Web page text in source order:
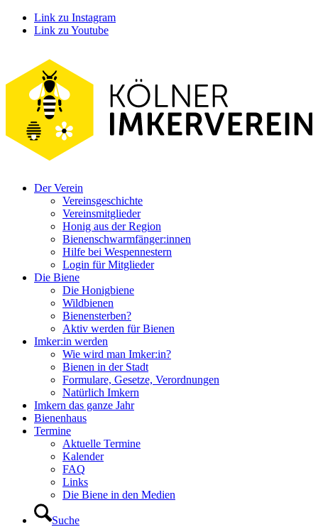
Link zu Instagram
Link zu Youtube
Der Verein
Vereinsgeschichte
Vereinsmitglieder
Honig aus der Region
Bienenschwarmfänger:innen
Hilfe bei Wespennestern
Login für Mitglieder
Die Biene
Die Honigbiene
Wildbienen
Bienensterben?
Aktiv werden für Bienen
Imker:in werden
Wie wird man Imker:in?
Bienen in der Stadt
Formulare, Gesetze, Verordnungen
Natürlich Imkern
Imkern das ganze Jahr
Bienenhaus
Termine
Aktuelle Termine
Kalender
FAQ
Links
Die Biene in den Medien
Suche